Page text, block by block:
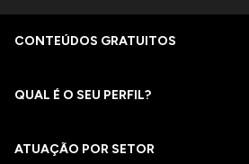
CONTEÚDOS GRATUITOS
QUAL É O SEU PERFIL?
ATUAÇÃO POR SETOR